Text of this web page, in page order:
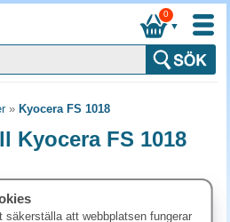
▼
0
» Kyocera FS 1018
Kyocera FS 1018
Kyocera FS 1018
att webbplatsen fungerar